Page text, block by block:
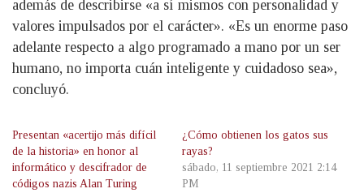
además de describirse «a sí mismos con personalidad y
valores impulsados ​​por el carácter». «Es un enorme paso
adelante respecto a algo programado a mano por un ser
humano, no importa cuán inteligente y cuidadoso sea»,
concluyó.
Presentan «acertijo más difícil
de la historia» en honor al
informático y descifrador de
códigos nazis Alan Turing
¿Cómo obtienen los gatos sus
rayas?
sábado, 11 septiembre 2021 2:14
PM